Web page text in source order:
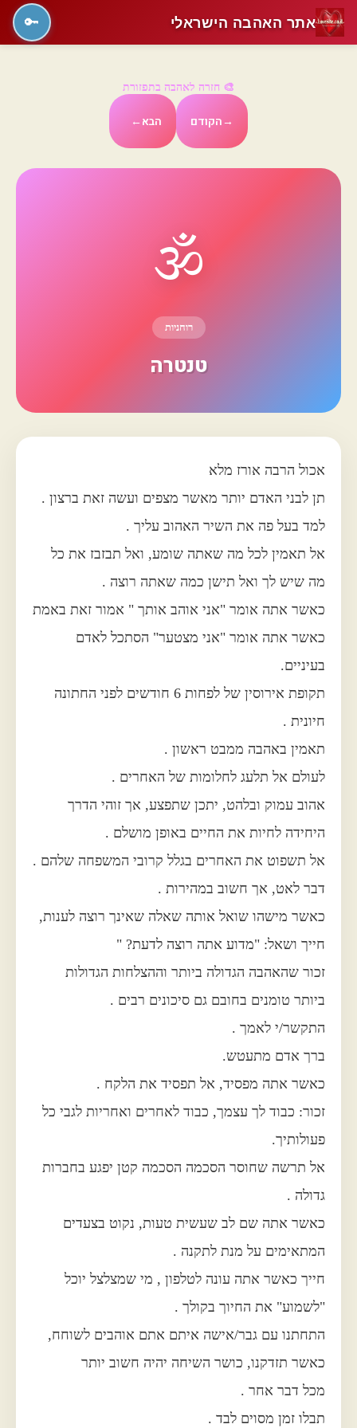
→הקודם
🎨 חזרה לאהבה בתפזורת
הבא←
🕉️
רוחניות
טנטרה
אכול הרבה אורז מלא
תן לבני האדם יותר מאשר מצפים ועשה זאת ברצון .
למד בעל פה את השיר האהוב עליך .
אל תאמין לכל מה שאתה שומע, ואל תבזבז את כל
מה שיש לך ואל תישן כמה שאתה רוצה .
כאשר אתה אומר "אני אוהב אותך " אמור זאת באמת
כאשר אתה אומר "אני מצטער" הסתכל לאדם
בעיניים.
תקופת אירוסין של לפחות 6 חודשים לפני החתונה
חיונית .
תאמין באהבה ממבט ראשון .
לעולם אל תלעג לחלומות של האחרים .
אהוב עמוק ובלהט, יתכן שתפצע, אך זוהי הדרך
היחידה לחיות את החיים באופן מושלם .
אל תשפוט את האחרים בגלל קרובי המשפחה שלהם .
דבר לאט, אך חשוב במהירות .
כאשר מישהו שואל אותה שאלה שאינך רוצה לענות,
חייך ושאל: "מדוע אתה רוצה לדעת? "
זכור שהאהבה הגדולה ביותר וההצלחות הגדולות
ביותר טומנים בחובם גם סיכונים רבים .
התקשר/י לאמך .
ברך אדם מתעטש.
כאשר אתה מפסיד, אל תפסיד את הלקח .
זכור: כבוד לך עצמך, כבוד לאחרים ואחריות לגבי כל
פעולותיך.
אל תרשה שחוסר הסכמה הסכמה קטן יפגע בחברות
גדולה .
כאשר אתה שם לב שעשית טעות, נקוט בצעדים
המתאימים על מנת לתקנה .
חייך כאשר אתה עונה לטלפון , מי שמצלצל יוכל
"לשמוע" את החיוך בקולך .
התחתנו עם גבר/אישה איתם אתם אוהבים לשוחח,
כאשר תזדקנו, כושר השיחה יהיה חשוב יותר
מכל דבר אחר .
תבלו זמן מסוים לבד .
אתר האהבה הישראלי 🔑